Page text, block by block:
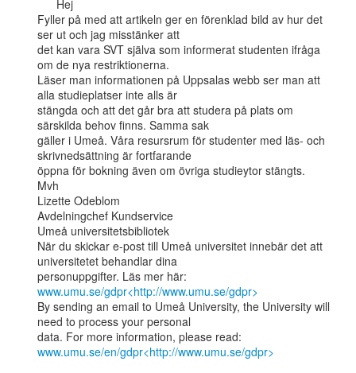
Fyller på med att artikeln ger en förenklad bild av hur det
ser ut och jag misstänker att
det kan vara SVT själva som informerat studenten ifråga
om de nya restriktionerna.
Läser man informationen på Uppsalas webb ser man att
alla studieplatser inte alls är
stängda och att det går bra att studera på plats om
särskilda behov finns. Samma sak
gäller i Umeå. Våra resursrum för studenter med läs- och
skrivnedsättning är fortfarande
öppna för bokning även om övriga studieytor stängts.
Mvh
Lizette Odeblom
Avdelningchef Kundservice
Umeå universitetsbibliotek
När du skickar e-post till Umeå universitet innebär det att
universitetet behandlar dina
www.umu.se/gdpr<http://www.umu.se/gdpr>
By sending an email to Umeå University, the University will
need to process your personal
www.umu.se/en/gdpr<http://www.umu.se/gdpr>